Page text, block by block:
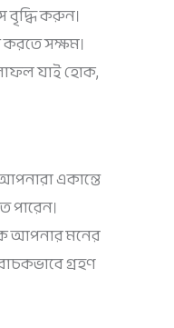
বৃদ্ধি করুন।
সক্ষম।
যাই হোক,
একান্তে
আপনার মনের
গ্রহণ